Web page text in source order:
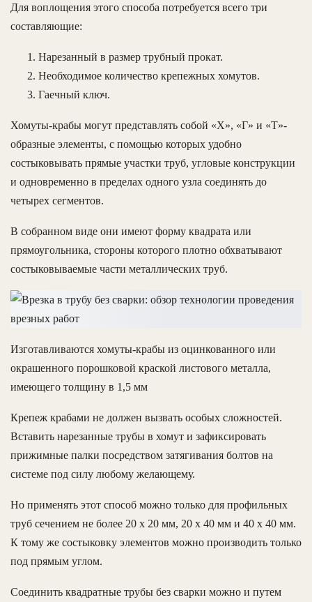
Для воплощения этого способа потребуется всего три
составляющие:
Нарезанный в размер трубный прокат.
Необходимое количество крепежных хомутов.
Гаечный ключ.
Хомуты-крабы могут представлять собой «Х», «Г» и «Т»-
образные элементы, с помощью которых удобно
состыковывать прямые участки труб, угловые конструкции
и одновременно в пределах одного узла соединять до
четырех сегментов.
В собранном виде они имеют форму квадрата или
прямоугольника, стороны которого плотно обхватывают
состыковываемые части металлических труб.
Изготавливаются хомуты-крабы из оцинкованного или
окрашенного порошковой краской листового металла,
имеющего толщину в 1,5 мм
Крепеж крабами не должен вызвать особых сложностей.
Вставить нарезанные трубы в хомут и зафиксировать
прижимные палки посредством затягивания болтов на
системе под силу любому желающему.
Но применять этот способ можно только для профильных
труб сечением не более 20 х 20 мм, 20 х 40 мм и 40 х 40 мм.
К тому же состыковку элементов можно производить только
под прямым углом.
Соединить квадратные трубы без сварки можно и путем